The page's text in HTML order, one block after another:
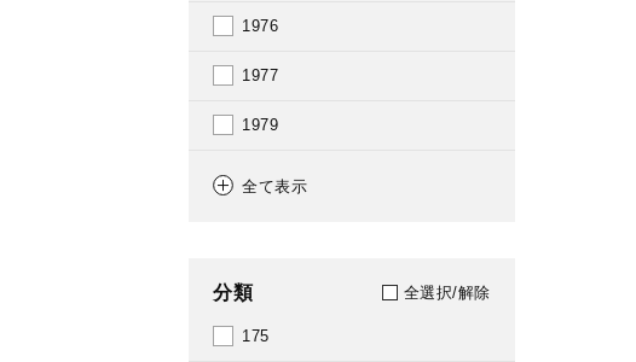
1976
1977
1979
1980
全て表示
分類 全選択/解除
175